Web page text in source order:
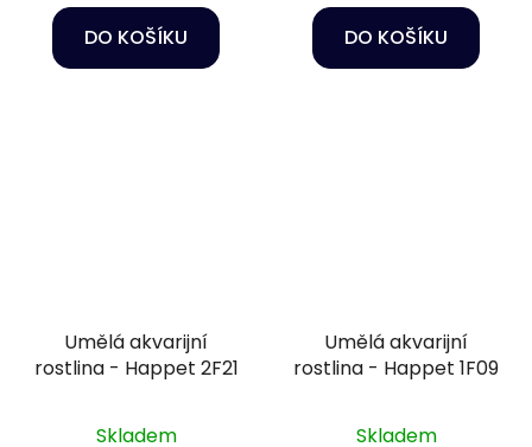
DO KOŠÍKU DO KOŠÍKU
Umělá akvarijní
rostlina - Happet 2F21
Skladem
Umělá akvarijní
rostlina - Happet 1F09
Skladem